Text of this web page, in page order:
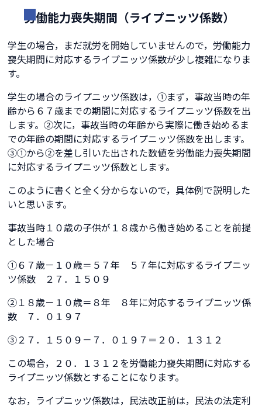
労働能力喪失期間（ライプニッツ係数）
学生の場合，まだ就労を開始していませんので，労働能力
喪失期間に対応するライプニッツ係数が少し複雑になりま
す。
学生の場合のライプニッツ係数は，①まず，事故当時の年
齢から６７歳までの期間に対応するライプニッツ係数を出
します。②次に，事故当時の年齢から実際に働き始めるま
での年齢の期間に対応するライプニッツ係数を出します。
③①から②を差し引いた出された数値を労働能力喪失期間
に対応するライプニッツ係数とします。
このように書くと全く分からないので，具体例で説明した
いと思います。
事故当時１０歳の子供が１８歳から働き始めることを前提
とした場合
①６７歳－１０歳＝５７年 ５７年に対応するライプニッ
ツ係数 ２７．１５０９
②１８歳－１０歳＝８年 ８年に対応するライプニッツ係
数 ７．０１９７
③２７．１５０９－７．０１９７＝２０．１３１２
この場合，２０．１３１２を労働能力喪失期間に対応する
ライプニッツ係数とすることになります。
なお，ライプニッツ係数は，民法改正前は，民法の法定利